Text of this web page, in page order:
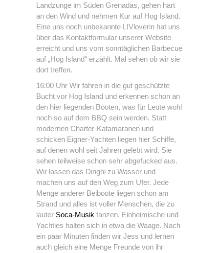
Landzunge im Süden Grenadas, gehen hart
an den Wind und nehmen Kur auf Hog Island.
Eine uns noch unbekannte LIVloverin hat uns
über das Kontaktformular unserer Website
erreicht und uns vom sonntäglichen Barbecue
auf „Hog Island“ erzählt. Mal sehen ob wir sie
dort treffen.
16:00 Uhr Wir fahren in die gut geschützte
Bucht vor Hog Island und erkennen schon an
den hier liegenden Booten, was für Leute wohl
noch so auf dem BBQ sein werden. Statt
modernen Charter-Katamaranen und
schicken Eigner-Yachten liegen hier Schiffe,
auf denen wohl seit Jahren gelebt wird. Sie
sehen teilweise schon sehr abgefucked aus.
Wir lassen das Dinghi zu Wasser und
machen uns auf den Weg zum Ufer. Jede
Menge anderer Beiboote liegen schon am
Strand und alles ist voller Menschen, die zu
lauter Soca-Musik tanzen. Einheimische und
Yachties halten sich in etwa die Waage. Nach
ein paar Minuten finden wir Jess und lernen
auch gleich eine Menge Freunde von ihr